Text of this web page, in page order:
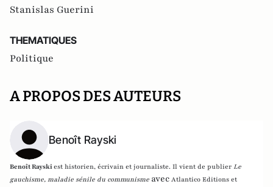
Stanislas Guerini
THEMATIQUES
Politique
A PROPOS DES AUTEURS
Benoît Rayski
Benoît Rayskiest historien, écrivain et journaliste. Il vient de publier Le
gauchisme, maladie sénile du communisme avec Atlantico Editions et